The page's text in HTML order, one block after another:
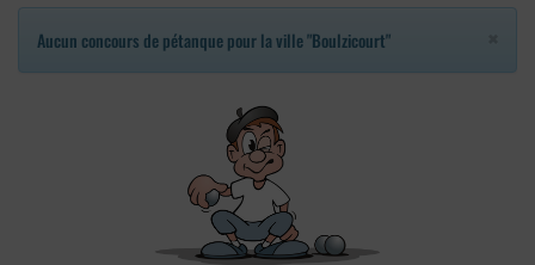
Aucun concours de pétanque pour la ville "Boulzicourt"